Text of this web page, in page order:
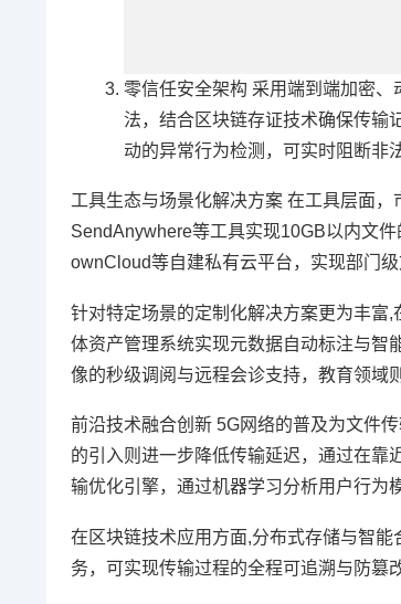
零信任安全架构 采用端到端加密
法，结合区块链存证技术确保传输
动的异常行为检测，可实时阻断非
工具生态与场景化解决方案 在工具层面，
SendAnywhere等工具实现10GB以内文
ownCloud等自建私有云平台，实现部门
针对特定场景的定制化解决方案更为丰富
体资产管理系统实现元数据自动标注与智
像的秒级调阅与远程会诊支持，教育领域
前沿技术融合创新 5G网络的普及为文件
的引入则进一步降低传输延迟，通过在靠
输优化引擎，通过机器学习分析用户行为
在区块链技术应用方面,分布式存储与智
务，可实现传输过程的全程可追溯与防篡